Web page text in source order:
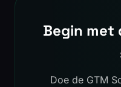
Begin met
Doe de GTM